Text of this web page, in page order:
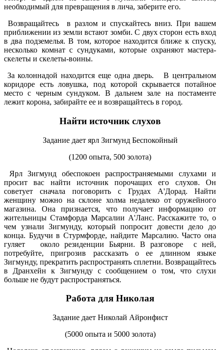
необходимый для превращения в лича, заберите его.
Возвращайтесь в разлом и спускайтесь вниз. При вашем
приближении из земли встают зомби. С двух сторон есть вход
в два подземелья. В том, которое находится ближе к спуску,
несколько комнат с сундуками, которые охраняют мастера-
скелеты и скелеты-воины.
За колоннадой находится еще одна дверь. В центральном
коридоре есть ловушка, под которой скрывается потайное
место с черным сундуком. В дальнем зале на постаменте
лежит корона, забирайте ее и возвращайтесь в город.
Найти источник слухов
Задание дает ярл Зигмунд Беспокойный
(1200 опыта, 500 золота)
Ярл Зигмунд обеспокоен распространяемыми слухами и
просит вас найти источник порочащих его слухов. Он
советует сначала поговорить с Грудах А'Дорад. Найти
женщину можно на склоне холма недалеко от оружейного
магазина. Она признается, что получает информацию от
жительницы Стамфорда Марсалии А'Ланс. Расскажите то, о
чем узнали Зигмунду, который попросит довести дело до
конца. Будучи в Стурмфорде, найдите Марсалию. Часто она
гуляет около резиденции Бьярни. В разговоре с ней,
потребуйте, пригрозив рассказать о ее длинном языке
Зигмунду, прекратить распространять сплетни. Возвращайтесь
в Дранхейн к Зигмунду с сообщением о том, что слухи
больше не будут распространяться.
Работа для Николая
Задание дает Николай Айронфист
(5000 опыта и 5000 золота)